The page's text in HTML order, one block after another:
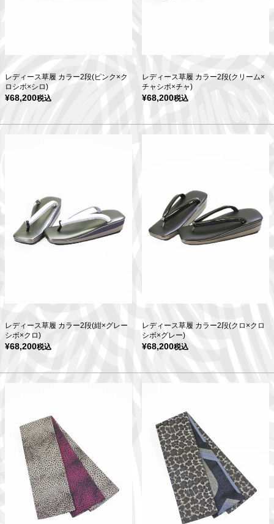
レディース草履 カラー2段(ピンク×ク
ロシボ×シロ)
¥68,200税込
レディース草履 カラー2段(クリーム×
チャシボ×チャ)
¥68,200税込
レディース草履 カラー2段(紺×グレー
シボ×クロ)
¥68,200税込
レディース草履 カラー2段(クロ×クロ
シボ×グレー)
¥68,200税込